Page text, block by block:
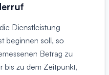
Dienstleistung
beginnen soll, so
Betrag zu
bis zu dem Zeitpunkt,